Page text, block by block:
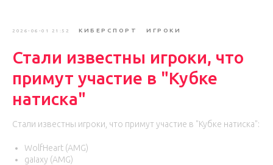
2026-06-01 21:52 КИБЕРСПОРТ ИГРОКИ
Стали известны игроки, что
примут участие в "Кубке
натиска"
Стали известны игроки, что примут участие в "Кубке натиска":
WolfHeart (AMG)
gaIaxy (AMG)